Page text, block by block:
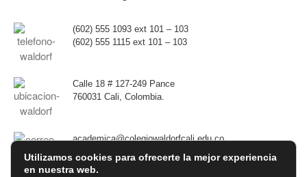
(602) 555 1093 ext 101 – 103
(602) 555 1115 ext 101 – 103
Calle 18 # 127-249 Pance
760031 Cali, Colombia.
academica@colegiowaldorfcali.edu.co
Utilizamos cookies para ofrecerte la mejor experiencia
en nuestra web.